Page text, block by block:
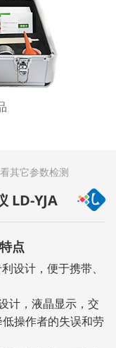
其它参数检测
LD-YJA
点
设计，便于携带、
计，液晶显示，交
操作者的失误和劳